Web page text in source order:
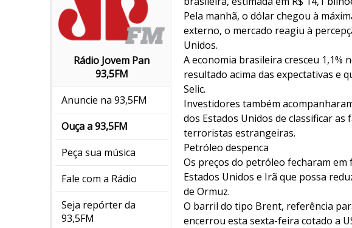
Rádio Jovem Pan
93,5FM
Anuncie na 93,5FM
Ouça a 93,5FM
Peça sua música
Fale com a Rádio
Seja repórter da
93,5FM
Pela manhã, o dólar chegou à
externo, o mercado reagiu à
Unidos.
A economia brasileira cresceu
resultado acima das expectativas e
Selic.
Investidores também
dos Estados Unidos de classificar as
terroristas estrangeiras.
Petróleo despenca
Os preços do petróleo fecharam
Estados Unidos e Irã que possa
de Ormuz.
O barril do tipo Brent, referência
encerrou esta sexta-feira cotado a